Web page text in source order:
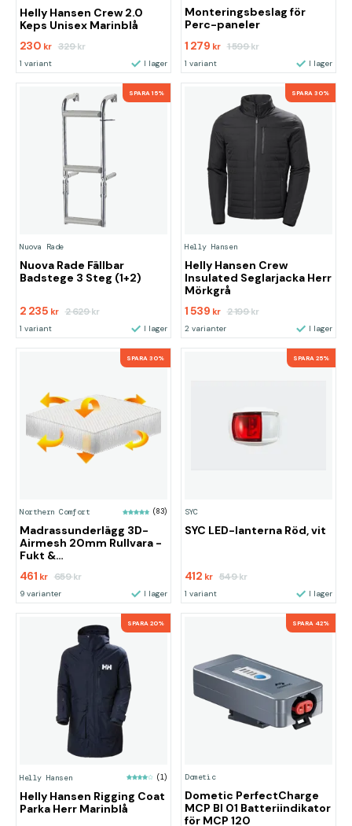
Helly Hansen Crew 2.0
Keps Unisex Marinblå
230 kr 329kr
1 variant I lager
Monteringsbeslag för
Perc-paneler
1 279 kr 1 599kr
1 variant I lager
SPARA 15%
Nuova Rade
Nuova Rade Fällbar
Badstege 3 Steg (1+2)
2 235 kr 2 629kr
1 variant I lager
SPARA 30%
Helly Hansen
Helly Hansen Crew
Insulated Seglarjacka Herr
Mörkgrå
1 539 kr 2 199kr
2 varianter I lager
SPARA 30%
Northern Comfort (83)
Madrassunderlägg 3D-
Airmesh 20mm Rullvara -
Fukt &
461 kr 659kr
9 varianter I lager
SPARA 25%
SYC
SYC LED-lanterna Röd, vit
412 kr 549kr
1 variant I lager
SPARA 20%
Helly Hansen (1)
Helly Hansen Rigging Coat
Parka Herr Marinblå
SPARA 42%
Dometic
Dometic PerfectCharge
MCP BI 01 Batteriindikator
för MCP 120